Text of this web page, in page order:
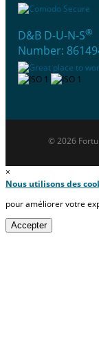
D&B D-U-N-S®
Number:
© 2026
×
Nous utilisons des
pour améliorer votre
Accepter